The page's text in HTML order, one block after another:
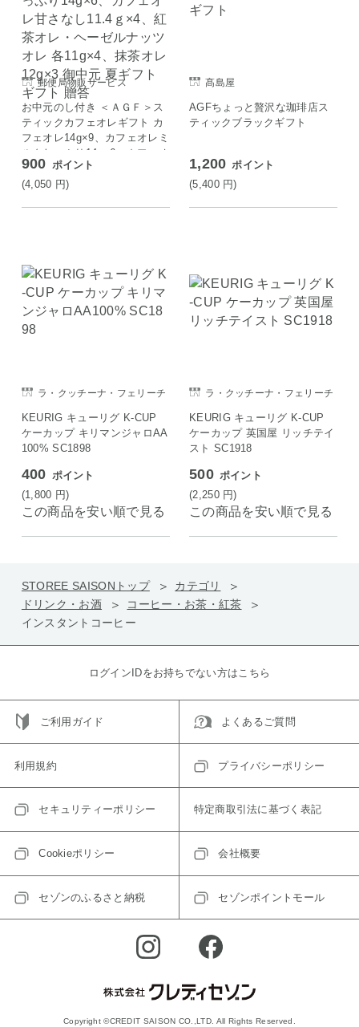
郵便局物販サービス
お中元のし付き ＜ＡＧＦ＞ス
ティックカフェオレギフト カ
フェオレ14g×9、カフェオレミ
ルクたっぷり14g×6、カフェオ
レ甘さなし11.4ｇ×4、紅茶オ
レ・ヘーゼルナッツオレ 各11
900 ポイント
(4,050 円)
髙島屋
AGFちょっと贅沢な珈琲店ス
ティックブラックギフト
1,200 ポイント
(5,400 円)
ラ・クッチーナ・フェリーチ
KEURIG キューリグ K-CUP
ケーカップ キリマンジャロAA
100% SC1898
400 ポイント
(1,800 円)
この商品を安い順で見る
ラ・クッチーナ・フェリーチ
KEURIG キューリグ K-CUP
ケーカップ 英国屋 リッチテイ
スト SC1918
500 ポイント
(2,250 円)
この商品を安い順で見る
STOREE SAISONトップ
カテゴリ
ドリンク・お酒
コーヒー・お茶・紅茶
インスタントコーヒー
ログインIDをお持ちでない方はこちら
ご利用ガイド よくあるご質問
利用規約 プライバシーポリシー
セキュリティーポリシー 特定商取引法に基づく表記
Cookieポリシー 会社概要
セゾンのふるさと納税 セゾンポイントモール
Copyright ©CREDIT SAISON CO.,LTD. All Rights Reserved.